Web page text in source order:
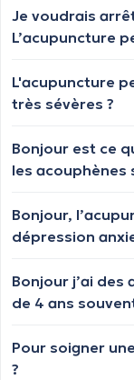
Je voudrais
L’acupuncture
L'acupuncture
très sévères ?
Bonjour est ce
les acouphènes
Bonjour,
dépression
Bonjour j’ai des
de 4 ans
pour votre
Pour soigner
?